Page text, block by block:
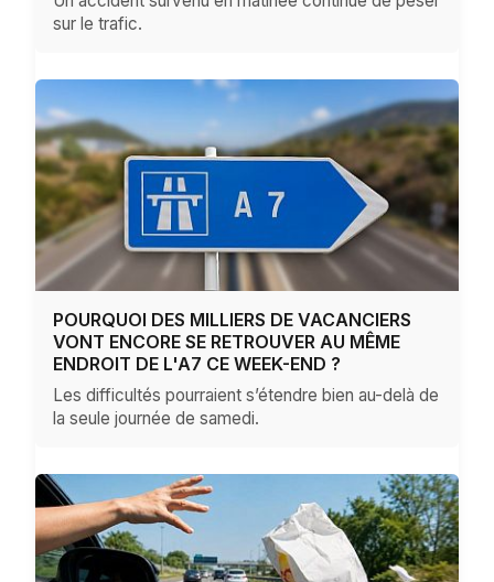
sur le trafic.
POURQUOI DES MILLIERS DE VACANCIERS
VONT ENCORE SE RETROUVER AU MÊME
ENDROIT DE L'A7 CE WEEK-END ?
Les difficultés pourraient s’étendre bien au-delà de
la seule journée de samedi.